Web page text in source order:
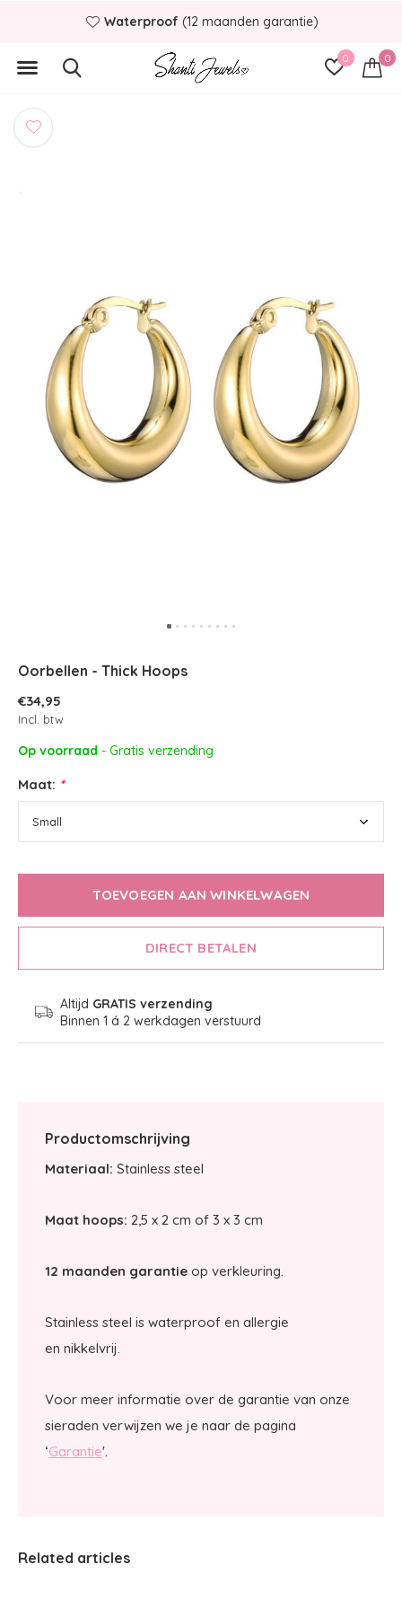
0 0
Waterproof (12 maanden garantie)
Oorbellen - Thick Hoops
€34,95
Incl. btw
Op voorraad - Gratis verzending
Maat: *
TOEVOEGEN AAN WINKELWAGEN
DIRECT BETALEN
Altijd GRATIS verzending
Binnen 1 á 2 werkdagen verstuurd
Productomschrijving
Materiaal: Stainless steel
Maat hoops: 2,5 x 2 cm of 3 x 3 cm
12 maanden garantie op verkleuring.
Stainless steel is waterproof en allergie
en nikkelvrij.
Voor meer informatie over de garantie van onze
sieraden verwijzen we je naar de pagina
‘Garantie'.
Related articles